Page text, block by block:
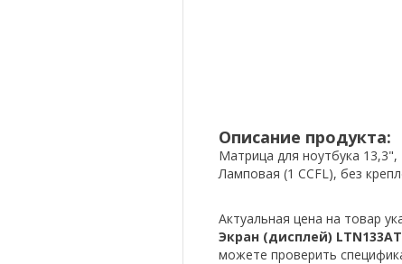
Описание продукта:
Матрица для ноутбука 13,3",
Ламповая (1 CCFL), без
Актуальная цена на товар
Экран (дисплей)
можете проверить